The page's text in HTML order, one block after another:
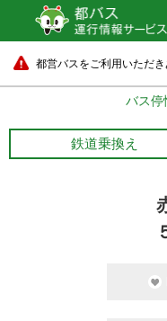
都営バスをご利用いただき
バス停
鉄道乗換え